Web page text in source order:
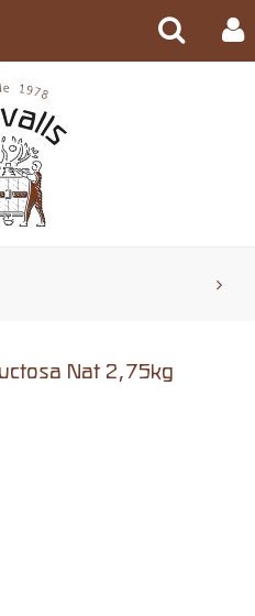
Nat 2,75kg